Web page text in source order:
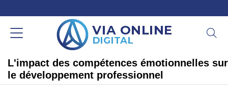
L'impact des compétences émotionnelles sur
le développement professionnel